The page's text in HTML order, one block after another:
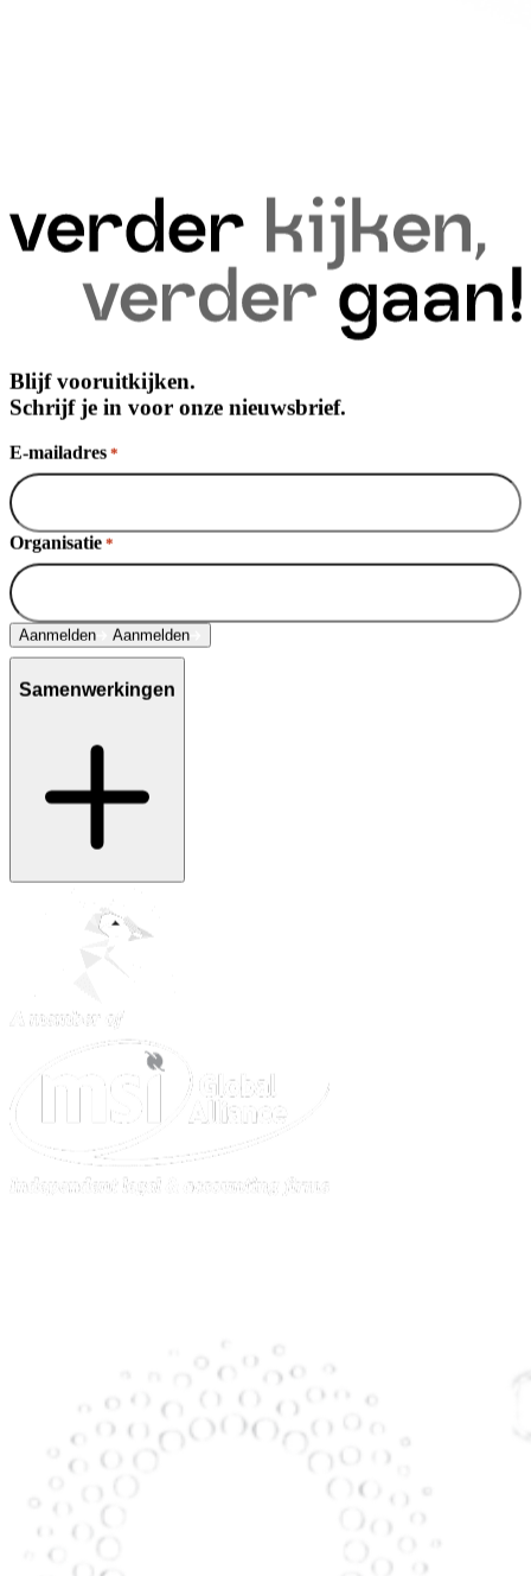
Blijf vooruitkijken.
Schrijf je in voor onze nieuwsbrief.
E-mailadres *
Organisatie *
Aanmelden Aanmelden
Samenwerkingen